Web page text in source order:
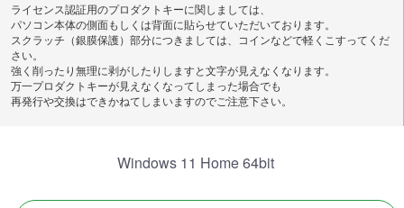
ライセンス認証用のプロダクトキーに関しましては、
パソコン本体の側面もしくは背面に貼らせていただいております。
スクラッチ（銀膜保護）部分につきましては、コインなどで軽くこすってくだ
さい。
強く削ったり無理に剥がしたりしますと文字が見えなくなります。
万一プロダクトキーが見えなくなってしまった場合でも
再発行や交換はできかねてしまいますのでご注意下さい。
Windows 11 Home 64bit